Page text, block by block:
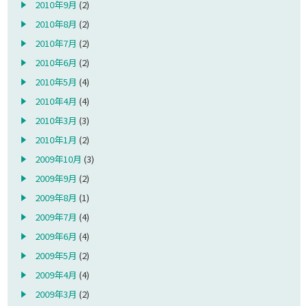
2010年9月 (2)
2010年8月 (2)
2010年7月 (2)
2010年6月 (2)
2010年5月 (4)
2010年4月 (4)
2010年3月 (3)
2010年1月 (2)
2009年10月 (3)
2009年9月 (2)
2009年8月 (1)
2009年7月 (4)
2009年6月 (4)
2009年5月 (2)
2009年4月 (4)
2009年3月 (2)